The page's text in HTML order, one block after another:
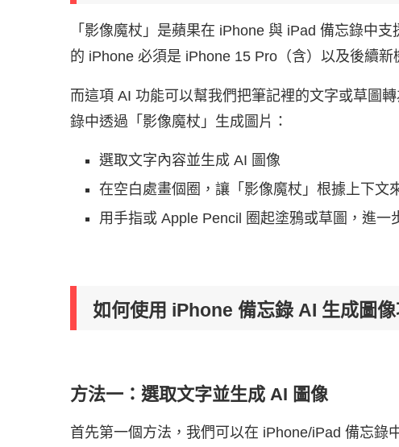
「影像魔杖」是蘋果在 iPhone 與 iPad 備忘錄中支
的 iPhone 必須是 iPhone 15 Pro（含）以及後續
而這項 AI 功能可以幫我們把筆記裡的文字或草圖
錄中透過「影像魔杖」生成圖片：
選取文字內容並生成 AI 圖像
在空白處畫個圈，讓「影像魔杖」根據上下文
用手指或 Apple Pencil 圈起塗鴉或草圖，進一
如何使用 iPhone 備忘錄 AI 生成圖像
方法一：選取文字並生成 AI 圖像
首先第一個方法，我們可以在 iPhone/iPad 備忘錄